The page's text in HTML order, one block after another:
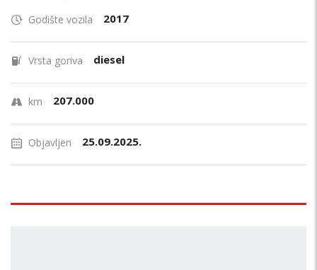
Godište vozila 2017
Vrsta goriva diesel
km 207.000
Objavljen 25.09.2025.